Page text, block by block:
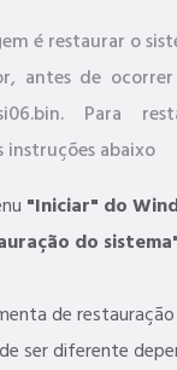
é restaurar o
antes de
Para
instruções abaixo
"Iniciar" do
do
de
ser diferente